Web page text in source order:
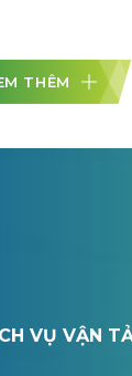
THÊM
VỤ VẬN